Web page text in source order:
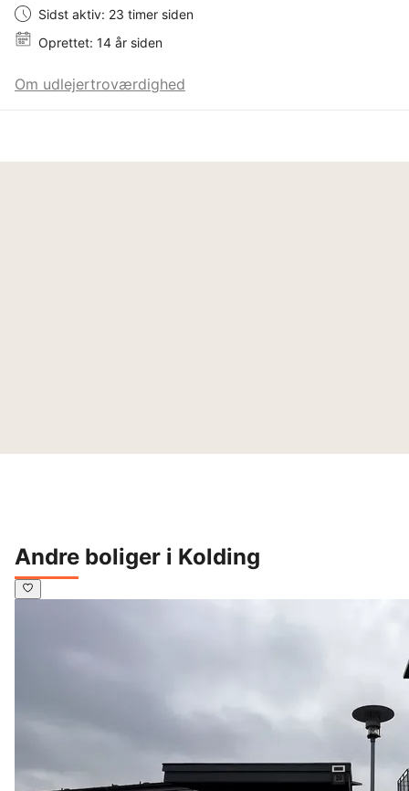
Sidst aktiv: 23 timer siden
Oprettet: 14 år siden
Om udlejertroværdighed
Andre boliger i Kolding